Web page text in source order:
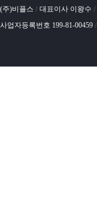
(주)비플스 / 대표이사 이왕수 /
사업자등록번호 199-81-00459 /